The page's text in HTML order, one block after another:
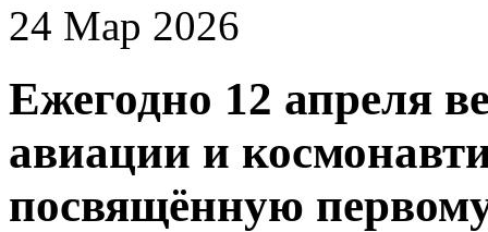
24 Мар 2026
Ежегодно 12 апреля
авиации и
посвящённую